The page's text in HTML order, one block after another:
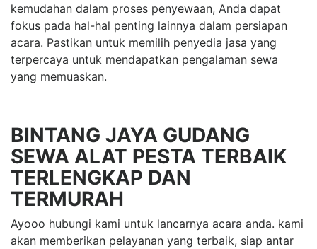
kemudahan dalam proses penyewaan, Anda dapat
fokus pada hal-hal penting lainnya dalam persiapan
acara. Pastikan untuk memilih penyedia jasa yang
terpercaya untuk mendapatkan pengalaman sewa
yang memuaskan.
BINTANG JAYA GUDANG
SEWA ALAT PESTA TERBAIK
TERLENGKAP DAN
TERMURAH
Ayooo hubungi kami untuk lancarnya acara anda. kami
akan memberikan pelayanan yang terbaik, siap antar